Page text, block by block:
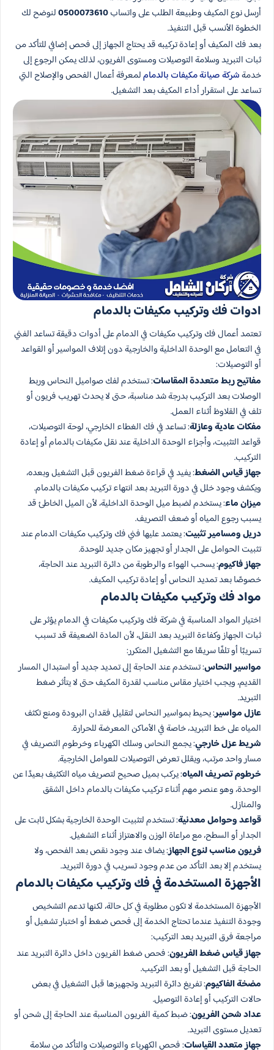
أرسل نوع المكيف وطبيعة الطلب على واتساب0500073610لنوضح لك
الخطوة الأنسب قبل التنفيذ.
بعد فك المكيف أو إعادة تركيبه قد يحتاج الجهاز إلى فحص إضافي للتأكد من
ثبات التبريد وسلامة التوصيلات ومستوى الفريون، لذلك يمكن الرجوع إلى
خدمةشركة صيانة مكيفات بالدماملمعرفة أعمال الفحص والإصلاح التي
تساعد على استقرار أداء المكيف بعد التشغيل.
ادوات فك وتركيب مكيفات بالدمام
تعتمد أعمال فك وتركيب مكيفات في الدمام على أدوات دقيقة تساعد الفني
في التعامل مع الوحدة الداخلية والخارجية دون إتلاف المواسير أو القواعد
أو التوصيلات:
مفاتيح ربط متعددة المقاسات: تستخدم لفك صواميل النحاس وربط
الوصلات بعد التركيب بدرجة شد مناسبة، حتى لا يحدث تهريب فريون أو
تلف في القلاوظ أثناء العمل.
مفكات عادية وعازلة: تساعد في فك الغطاء الخارجي، لوحة التوصيلات،
قواعد التثبيت، وأجزاء الوحدة الداخلية عند نقل مكيفات بالدمام أو إعادة
التركيب.
جهاز قياس الضغط: يفيد في قراءة ضغط الفريون قبل التشغيل وبعده،
ويكشف وجود خلل في دورة التبريد بعد انتهاء تركيب مكيفات بالدمام.
ميزان ماء: يستخدم لضبط ميل الوحدة الداخلية، لأن الميل الخاطئ قد
يسبب رجوع المياه أو ضعف التصريف.
دريل ومسامير تثبيت: يعتمد عليها فني فك وتركيب مكيفات الدمام عند
تثبيت الحوامل على الجدار أو تجهيز مكان جديد للوحدة.
جهاز فاكيوم: يسحب الهواء والرطوبة من دائرة التبريد عند الحاجة،
خصوصًا بعد تمديد النحاس أو إعادة تركيب المكيف.
مواد فك وتركيب مكيفات بالدمام
اختيار المواد المناسبة في شركة فك وتركيب مكيفات في الدمام يؤثر على
ثبات الجهاز وكفاءة التبريد بعد النقل، لأن المادة الضعيفة قد تسبب
تسريبًا أو تلفًا سريعًا مع التشغيل المتكرر:
مواسير النحاس: تستخدم عند الحاجة إلى تمديد جديد أو استبدال المسار
القديم، ويجب اختيار مقاس مناسب لقدرة المكيف حتى لا يتأثر ضغط
التبريد.
عازل مواسير: يحيط بمواسير النحاس لتقليل فقدان البرودة ومنع تكثف
المياه على خط التبريد، خاصة في الأماكن المعرضة للحرارة.
شريط عزل خارجي: يجمع النحاس وسلك الكهرباء وخرطوم التصريف في
مسار واحد مرتب، ويقلل تعرض التوصيلات للعوامل الخارجية.
خرطوم تصريف المياه: يركب بميل صحيح لتصريف مياه التكثيف بعيدًا عن
الوحدة، وهو عنصر مهم أثناء تركيب مكيفات بالدمام داخل الشقق
والمنازل.
قواعد وحوامل معدنية: تستخدم لتثبيت الوحدة الخارجية بشكل ثابت على
الجدار أو السطح، مع مراعاة الوزن والاهتزاز أثناء التشغيل.
فريون مناسب لنوع الجهاز: يضاف عند وجود نقص بعد الفحص، ولا
يستخدم إلا بعد التأكد من عدم وجود تسريب في دورة التبريد.
الأجهزة المستخدمة في فك وتركيب مكيفات بالدمام
الأجهزة المستخدمة لا تكون مطلوبة في كل حالة، لكنها تدعم التشخيص
وجودة التنفيذ عندما تحتاج الخدمة إلى فحص ضغط أو اختبار تشغيل أو
مراجعة فرق التبريد بعد التركيب:
جهاز قياس ضغط الفريون: فحص ضغط الفريون داخل دائرة التبريد عند
الحاجة قبل التشغيل أو بعد التركيب.
مضخة الفاكيوم: تفريغ دائرة التبريد وتجهيزها قبل التشغيل في بعض
حالات التركيب أو إعادة التوصيل.
عداد شحن الفريون: ضبط كمية الفريون المناسبة عند الحاجة إلى شحن أو
تعديل مستوى التبريد.
جهاز متعدد القياسات: فحص الكهرباء والتوصيلات والتأكد من سلامة